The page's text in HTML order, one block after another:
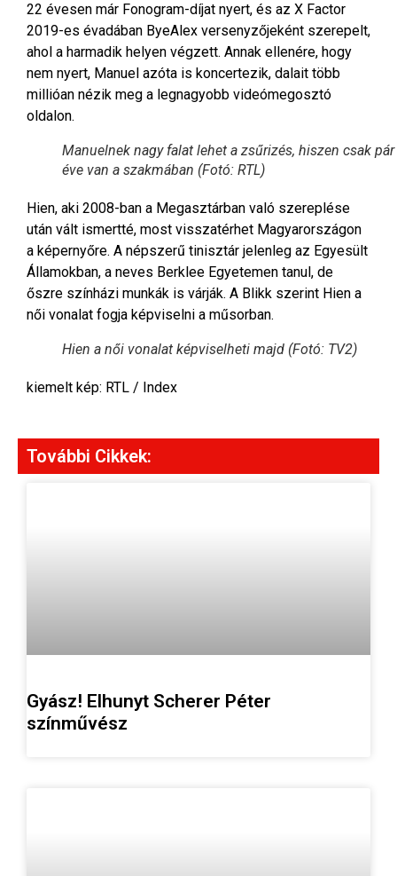
22 évesen már Fonogram-díjat nyert, és az X Factor
2019-es évadában ByeAlex versenyzőjeként szerepelt,
ahol a harmadik helyen végzett. Annak ellenére, hogy
nem nyert, Manuel azóta is koncertezik, dalait több
millióan nézik meg a legnagyobb videómegosztó
oldalon.
Manuelnek nagy falat lehet a zsűrizés, hiszen csak pár
éve van a szakmában (Fotó: RTL)
Hien, aki 2008-ban a Megasztárban való szereplése
után vált ismertté, most visszatérhet Magyarországon
a képernyőre. A népszerű tinisztár jelenleg az Egyesült
Államokban, a neves Berklee Egyetemen tanul, de
őszre színházi munkák is várják. A Blikk szerint Hien a
női vonalat fogja képviselni a műsorban.
Hien a női vonalat képviselheti majd (Fotó: TV2)
kiemelt kép: RTL / Index
További Cikkek:
Gyász! Elhunyt Scherer Péter
színművész